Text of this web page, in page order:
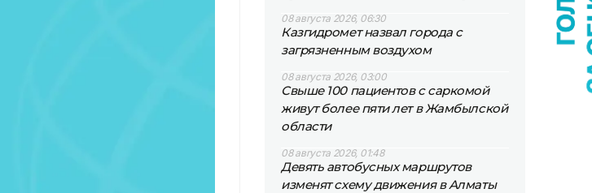
08 августа 2026, 06:30
Казгидромет назвал города с
загрязненным воздухом
08 августа 2026, 03:00
Свыше 100 пациентов с саркомой
живут более пяти лет в Жамбылской
области
08 августа 2026, 01:48
Девять автобусных маршрутов
изменят схему движения в Алматы